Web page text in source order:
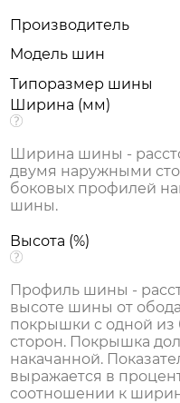
Производитель
Модель шин
Типоразмер шины
Ширина (мм)
Ширина шины -
двумя наружными
боковых профилей
шины.
Высота (%)
Профиль шины -
высоте шины от
покрышки с одной из
сторон. Покрышка
накачанной.
выражается в
соотношении к